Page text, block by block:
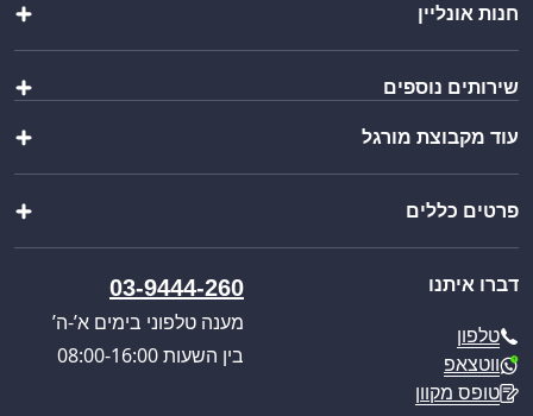
חנות אונליין
כלי אוכל ושתייה
מתנות
מוצרים לבית
מוצרי שטח וקמפינג
שירותים נוספים
יצירת מארז
קטלוג מוצרים
כניסה לאזור אישי
עוד מקבוצת מורגל
צ’יינה סטיל
וואנגו קרוואנים
מורגל אתר הבית
פרטים כללים
תקנון האתר
מדיניות משלוחים
ביטול עסקה
מאמרים
דברו איתנו
טלפון
ווטצאפ
טופס מקוון
03-9444-260
מענה טלפוני בימים א’-ה’
בין השעות 08:00-16:00